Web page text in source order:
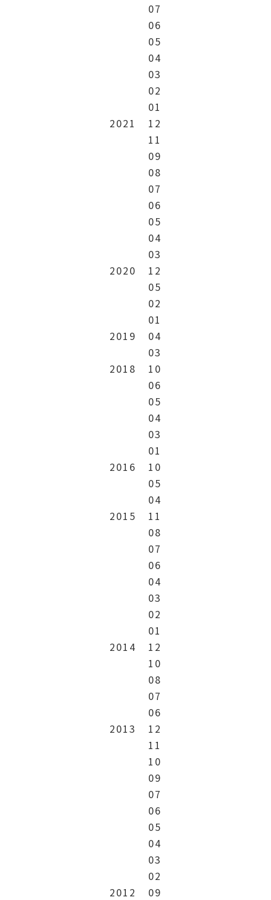
07
06
05
04
03
02
01
2021
12
11
09
08
07
06
05
04
03
2020
12
05
02
01
2019
04
03
2018
10
06
05
04
03
01
2016
10
05
04
2015
11
08
07
06
04
03
02
01
2014
12
10
08
07
06
2013
12
11
10
09
07
06
05
04
03
02
2012
09